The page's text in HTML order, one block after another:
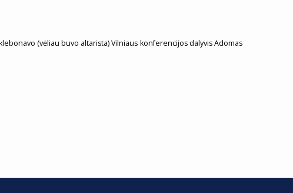
(vėliau buvo altarista) Vilniaus konferencijos dalyvis Adomas